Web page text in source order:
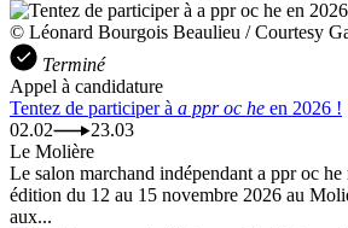
© Léonard Bourgois Beaulieu / Courtesy
Terminé
Appel à candidature
Tentez de participer à a ppr oc he en 2026 !
02.02
23.03
Le Molière
Le salon marchand indépendant a ppr oc
édition du 12 au 15 novembre 2026 au
aux...